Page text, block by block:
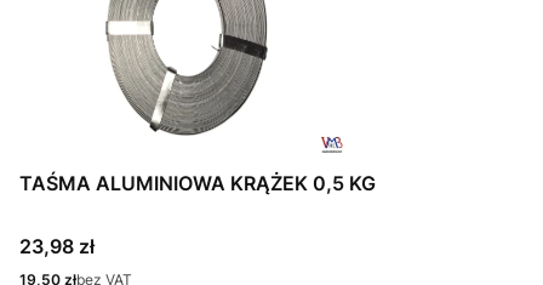
TAŚMA ALUMINIOWA KRĄŻEK 0,5 KG
Cena
23,98 zł
Cena
19,50 złbez VAT